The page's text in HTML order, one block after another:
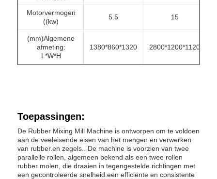
Motorvermogen
((kw)
5.5 15
(mm)Algemene
afmeting:
L*W*H
1380*860*1320 2800*1200*1120
Toepassingen:
De Rubber Mixing Mill Machine is ontworpen om te voldoen
aan de veeleisende eisen van het mengen en verwerken
van rubber.en zegels.. De machine is voorzien van twee
parallelle rollen, algemeen bekend als een twee rollen
rubber molen, die draaien in tegengestelde richtingen met
een gecontroleerde snelheid.een efficiënte en consistente